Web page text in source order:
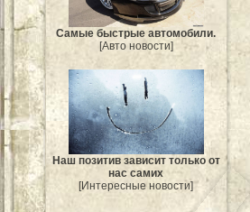
Самые быстрые автомобили.
[Авто новости]
Наш позитив зависит только от
нас самих
[Интересные новости]